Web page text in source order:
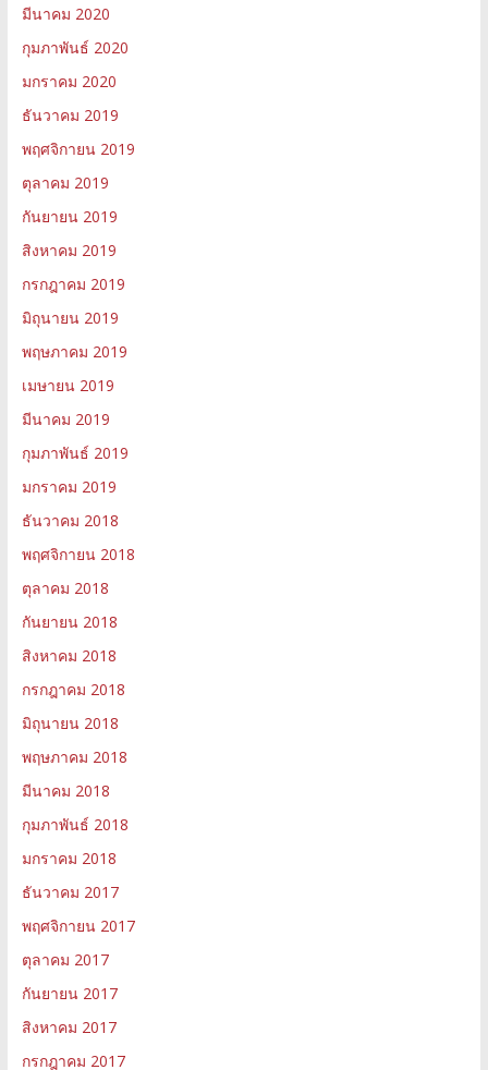
มีนาคม 2020
กุมภาพันธ์ 2020
มกราคม 2020
ธันวาคม 2019
พฤศจิกายน 2019
ตุลาคม 2019
กันยายน 2019
สิงหาคม 2019
กรกฎาคม 2019
มิถุนายน 2019
พฤษภาคม 2019
เมษายน 2019
มีนาคม 2019
กุมภาพันธ์ 2019
มกราคม 2019
ธันวาคม 2018
พฤศจิกายน 2018
ตุลาคม 2018
กันยายน 2018
สิงหาคม 2018
กรกฎาคม 2018
มิถุนายน 2018
พฤษภาคม 2018
มีนาคม 2018
กุมภาพันธ์ 2018
มกราคม 2018
ธันวาคม 2017
พฤศจิกายน 2017
ตุลาคม 2017
กันยายน 2017
สิงหาคม 2017
กรกฎาคม 2017